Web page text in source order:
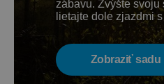
zábavu. Zvýšte
lietajte dole zjazdmi
Zobraziť sadu